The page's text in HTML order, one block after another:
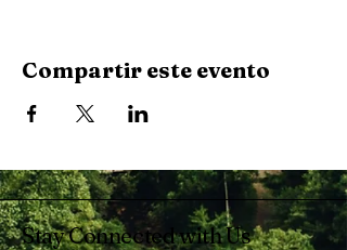
Compartir este evento
Stay Connected with Us